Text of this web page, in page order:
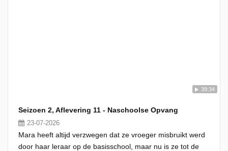
39:34
Seizoen 2, Aflevering 11 - Naschoolse Opvang
23-07-2026
Mara heeft altijd verzwegen dat ze vroeger misbruikt werd
door haar leraar op de basisschool, maar nu is ze tot de